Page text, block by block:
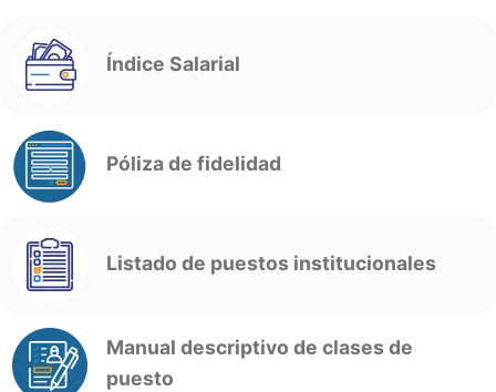
Índice Salarial
Póliza de fidelidad
Listado de puestos institucionales
Manual descriptivo de clases de
puesto